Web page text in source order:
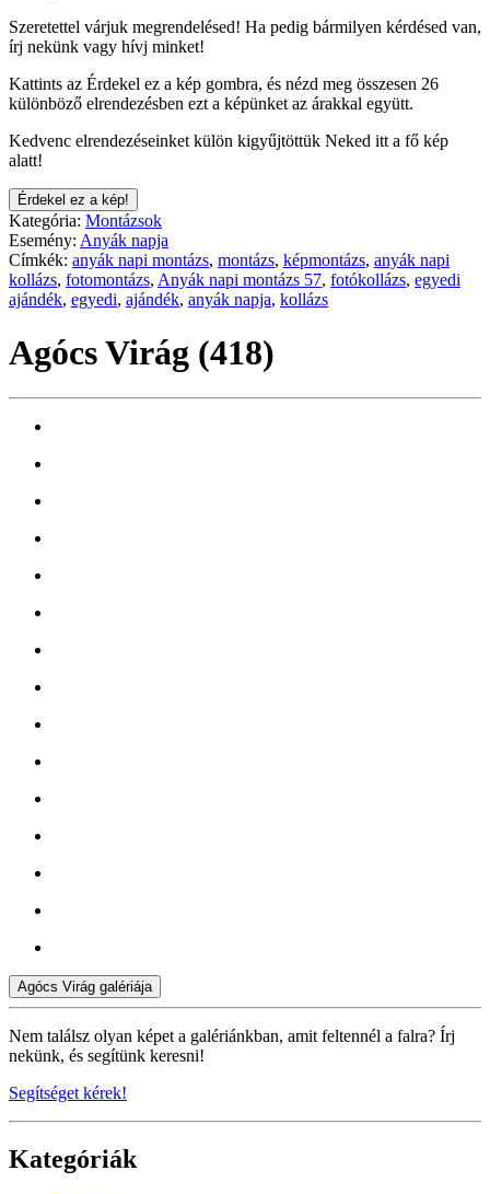
Szeretettel várjuk megrendelésed! Ha pedig bármilyen kérdésed van,
írj nekünk vagy hívj minket!
Kattints az Érdekel ez a kép gombra, és nézd meg összesen 26
különböző elrendezésben ezt a képünket az árakkal együtt.
Kedvenc elrendezéseinket külön kigyűjtöttük Neked itt a fő kép
alatt!
Érdekel ez a kép!
Kategória: Montázsok
Esemény: Anyák napja
Címkék: anyák napi montázs, montázs, képmontázs, anyák napi
kollázs, fotomontázs, Anyák napi montázs 57, fotókollázs, egyedi
ajándék, egyedi, ajándék, anyák napja, kollázs
Agócs Virág (418)
Agócs Virág galériája
Nem találsz olyan képet a galériánkban, amit feltennél a falra? Írj
nekünk, és segítünk keresni!
Segítséget kérek!
Kategóriák